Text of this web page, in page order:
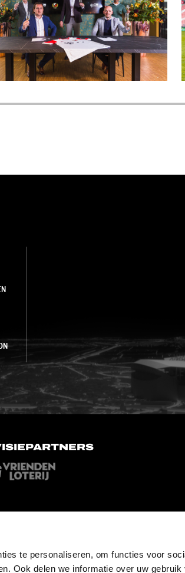
te personaliseren, om functies voor
Ook delen we informatie over uw gebruik